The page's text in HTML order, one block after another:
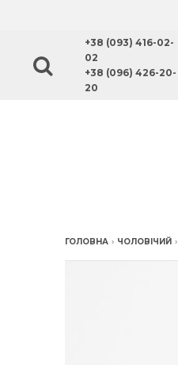
+38 (093) 416-02-
02
+38 (096) 426-20-
20
ГОЛОВНА › ЧОЛОВІЧИЙ ›